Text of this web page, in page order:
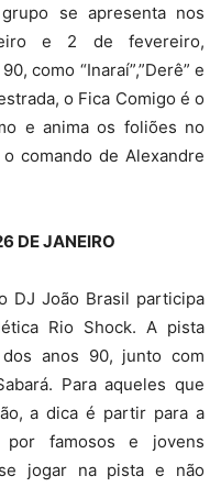
se apresenta nos
e 2 de fevereiro,
como “Inaraí”,”Derê” e
o Fica Comigo é o
e anima os foliões no
comando de Alexandre
DE JANEIRO
DJ João Brasil participa
Rio Shock. A pista
anos 90, junto com
Para aqueles que
a dica é partir para a
por famosos e jovens
jogar na pista e não